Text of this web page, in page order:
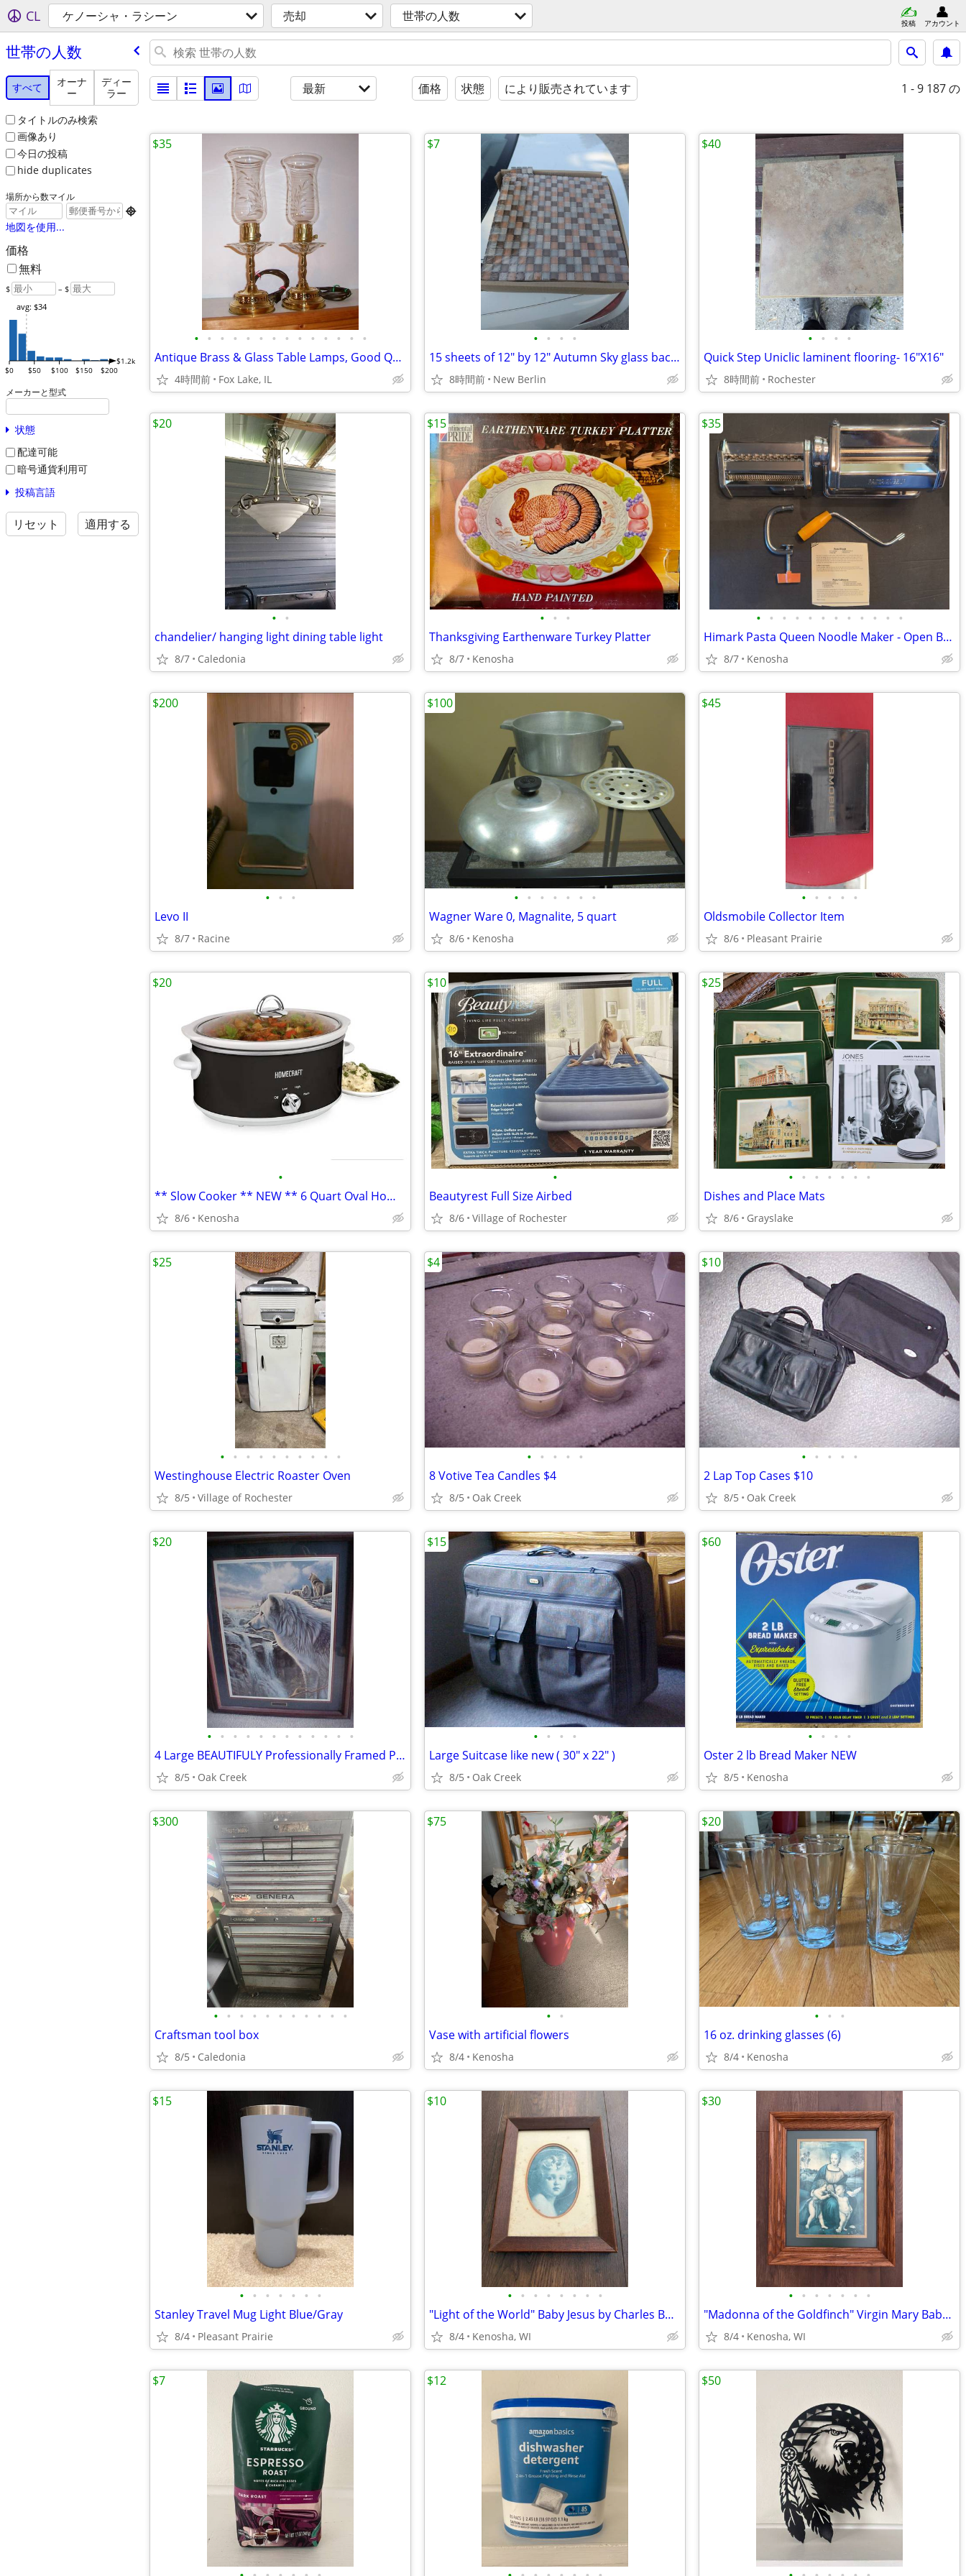
CL ケノーシャ・ラシーン 売却 世帯の人数 投稿 アカウント
世帯の人数
すべて
オーナ
ー
ディー
ラー
タイトルのみ検索
画像あり
今日の投稿
hide duplicates
場所から数マイル

地図を使用...
価格
無料
$ – $
$0 $50 $100 $150 $200
$1.2k
avg: $34
メーカーと型式
状態
配達可能
暗号通貨利用可
投稿言語
リセット 適用する
最新 価格 状態 により販売されています 1 - 9 187 の
• • • • • • • • • • • • • •
Antique Brass & Glass Table Lamps, Good Quality!
4時間前 Fox Lake, IL
$35
• • • •
15 sheets of 12" by 12" Autumn Sky glass back splash tiles - NEW
8時間前 New Berlin
$7
• • • •
Quick Step Uniclic laminent flooring- 16"X16"
8時間前 Rochester
$40
• •
chandelier/ hanging light dining table light
8/7 Caledonia
$20
• • •
Thanksgiving Earthenware Turkey Platter
8/7 Kenosha
$15
• • • • • • • • • • • •
Himark Pasta Queen Noodle Maker - Open Box (Never Used!)
8/7 Kenosha
$35
• • •
Levo II
8/7 Racine
$200
• • • • • • •
Wagner Ware 0, Magnalite, 5 quart
8/6 Kenosha
$100
• • • • •
Oldsmobile Collector Item
8/6 Pleasant Prairie
$45
•
** Slow Cooker ** NEW ** 6 Quart Oval Home craft Crock Pot
8/6 Kenosha
$20
•
Beautyrest Full Size Airbed
8/6 Village of Rochester
$10
• • • • • • •
Dishes and Place Mats
8/6 Grayslake
$25
• • • • • • • • • •
Westinghouse Electric Roaster Oven
8/5 Village of Rochester
$25
• • • • •
8 Votive Tea Candles $4
8/5 Oak Creek
$4
• • • • •
2 Lap Top Cases $10
8/5 Oak Creek
$10
• • • • • • • • • • • •
4 Large BEAUTIFULY Professionally Framed Pictures
8/5 Oak Creek
$20
• • • •
Large Suitcase like new ( 30" x 22" )
8/5 Oak Creek
$15
• • • •
Oster 2 lb Bread Maker NEW
8/5 Kenosha
$60
• • • • • • • • • • •
Craftsman tool box
8/5 Caledonia
$300
• •
Vase with artificial flowers
8/4 Kenosha
$75
• • •
16 oz. drinking glasses (6)
8/4 Kenosha
$20
• • • • • • •
Stanley Travel Mug Light Blue/Gray
8/4 Pleasant Prairie
$15
• • • • • • • •
"Light of the World" Baby Jesus by Charles Bosseron Chambers
8/4 Kenosha, WI
$10
• • • • • • •
"Madonna of the Goldfinch" Virgin Mary Baby Jesus John the Baptist
8/4 Kenosha, WI
$30
$7 $12 $50